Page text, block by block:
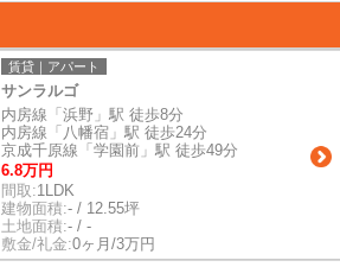
賃貸｜アパート
サンラルゴ
内房線「浜野」駅 徒歩8分
内房線「八幡宿」駅 徒歩24分
京成千原線「学園前」駅 徒歩49分
6.8万円
間取:1LDK
建物面積:- / 12.55坪
土地面積:- / -
敷金/礼金:0ヶ月/3万円